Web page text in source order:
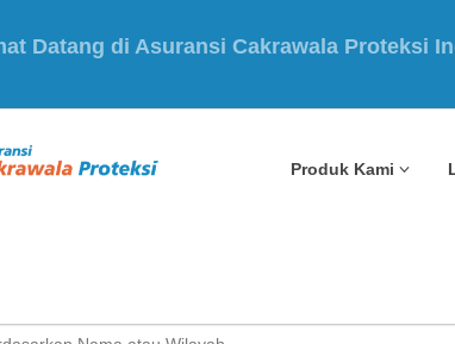
Claim : 021-53132777
Produk Kami